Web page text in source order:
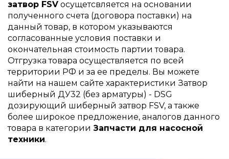
затвор FSV осущетсвляется на основании
полученного счета (договора поставки) на
данный товар, в котором указываются
согласованные условия поставки и
окончательная стоимость партии товара.
Отгрузка товара осуществляется по всей
территории РФ и за ее пределы. Вы можете
найти на нашем сайте характеристики Затвор
шиберный ДУ32 (без арматуры) - DSG
дозирующий шиберный затвор FSV, а также
более широкое предложение, аналогов данного
товара в категории Запчасти для насосной
техники.